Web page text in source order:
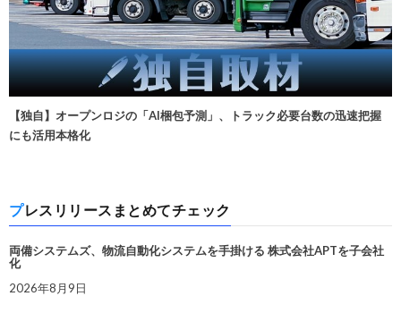
【独自】オープンロジの「AI梱包予測」、トラック必要台数の迅速把握
にも活用本格化
プレスリリースまとめてチェック
両備システムズ、物流自動化システムを手掛ける 株式会社APTを子会社
化
2026年8月9日